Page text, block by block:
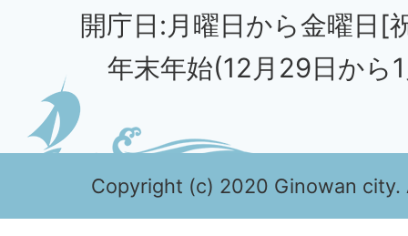
開庁日:月曜日から金曜日[
年末年始(12月29日から
Copyright (c) 2020 Ginowan city.